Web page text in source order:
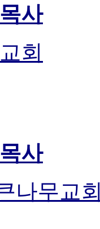
사
회
사
나무교회